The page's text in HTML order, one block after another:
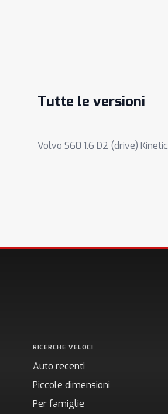
Tutte le versioni
Volvo S60 1.6 D2 (drive) Kinetic
RICERCHE VELOCI
Auto recenti
Piccole dimensioni
Per famiglie